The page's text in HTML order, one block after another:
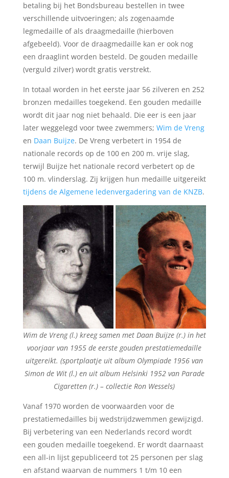
betaling bij het Bondsbureau bestellen in twee
verschillende uitvoeringen; als zogenaamde
legmedaille of als draagmedaille (hierboven
afgebeeld). Voor de draagmedaille kan er ook nog
een draaglint worden besteld. De gouden medaille
(verguld zilver) wordt gratis verstrekt.
In totaal worden in het eerste jaar 56 zilveren en 252
bronzen medailles toegekend. Een gouden medaille
wordt dit jaar nog niet behaald. Die eer is een jaar
later weggelegd voor twee zwemmers; Wim de Vreng
en Daan Buijze. De Vreng verbetert in 1954 de
nationale records op de 100 en 200 m. vrije slag,
terwijl Buijze het nationale record verbetert op de
100 m. vlinderslag. Zij krijgen hun medaille uitgereikt
tijdens de Algemene ledenvergadering van de KNZB.
Wim de Vreng (l.) kreeg samen met Daan Buijze (r.) in het
voorjaar van 1955 de eerste gouden prestatiemedaille
uitgereikt. (sportplaatje uit album Olympiade 1956 van
Simon de Wit (l.) en uit album Helsinki 1952 van Parade
Cigaretten (r.) – collectie Ron Wessels)
Vanaf 1970 worden de voorwaarden voor de
prestatiemedailles bij wedstrijdzwemmen gewijzigd.
Bij verbetering van een Nederlands record wordt
een gouden medaille toegekend. Er wordt daarnaast
een all-in lijst gepubliceerd tot 25 personen per slag
en afstand waarvan de nummers 1 t/m 10 een